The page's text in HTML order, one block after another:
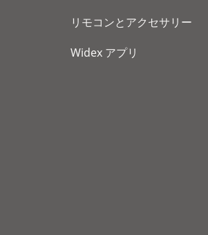
リモコンとアクセサリー
Widex アプリ